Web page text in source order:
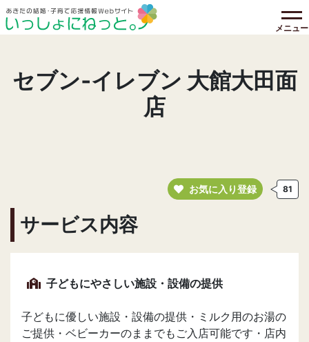
メニュー
セブン‐イレブン 大館大田面
店
お気に入り登録 81
サービス内容
子どもにやさしい施設・設備の提供
子どもに優しい施設・設備の提供・ミルク用のお湯の
ご提供・ベビーカーのままでもご入店可能です・店内